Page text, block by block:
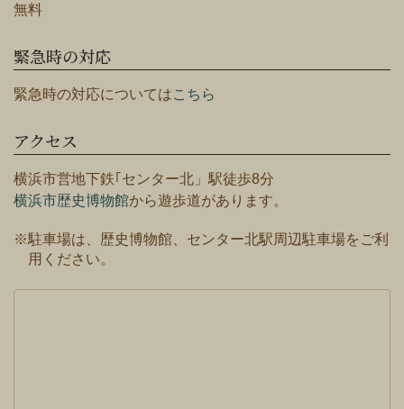
無料
緊急時の対応
緊急時の対応についてはこちら
アクセス
横浜市営地下鉄｢センター北」駅徒歩8分
横浜市歴史博物館から遊歩道があります。
※駐車場は、歴史博物館、センター北駅周辺駐車場をご利
用ください。